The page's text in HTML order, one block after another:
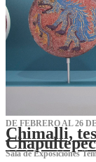
DE FEBRERO AL 26
Chimalli,
Chapultepec
Sala de Exposiciones